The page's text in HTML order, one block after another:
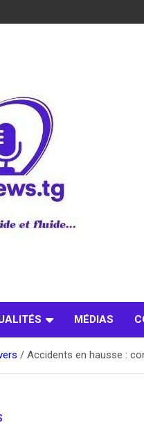
MÉDIAS
Accidents en hausse :